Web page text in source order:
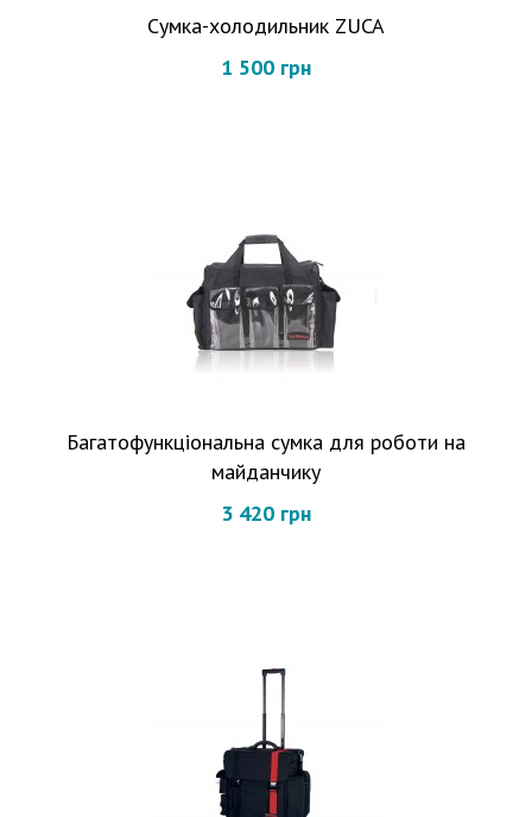
Сумка-холодильник ZUCA
1 500 грн
Багатофункціональна сумка для роботи на
майданчику
3 420 грн